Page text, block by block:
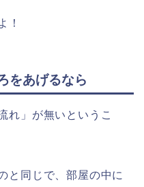
！
をあげるなら
れ」が無いというこ
と同じで、部屋の中に